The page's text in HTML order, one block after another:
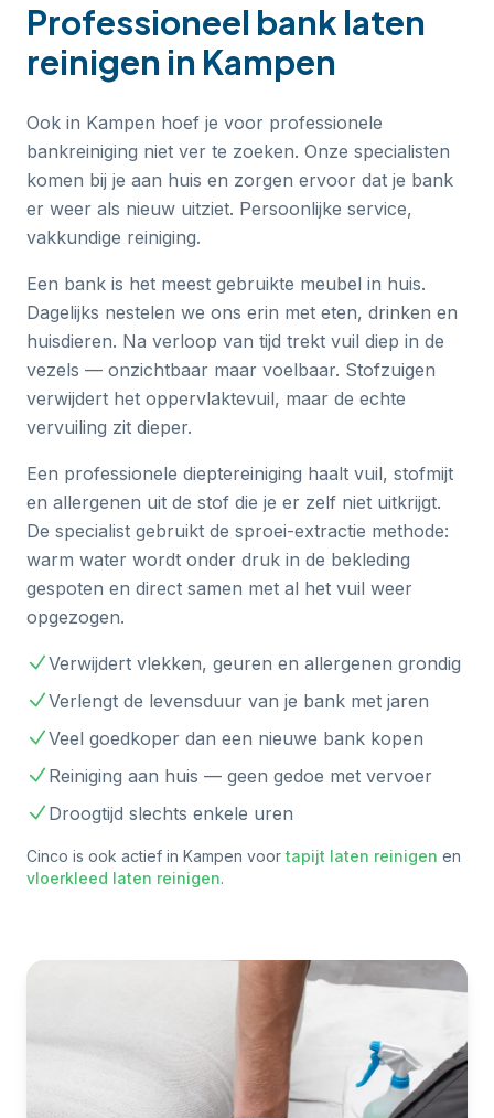
Professioneel bank laten
reinigen in Kampen
Ook in Kampen hoef je voor professionele
bankreiniging niet ver te zoeken. Onze specialisten
komen bij je aan huis en zorgen ervoor dat je bank
er weer als nieuw uitziet. Persoonlijke service,
vakkundige reiniging.
Een bank is het meest gebruikte meubel in huis.
Dagelijks nestelen we ons erin met eten, drinken en
huisdieren. Na verloop van tijd trekt vuil diep in de
vezels — onzichtbaar maar voelbaar. Stofzuigen
verwijdert het oppervlaktevuil, maar de echte
vervuiling zit dieper.
Een professionele dieptereiniging haalt vuil, stofmijt
en allergenen uit de stof die je er zelf niet uitkrijgt.
De specialist gebruikt de sproei-extractie methode:
warm water wordt onder druk in de bekleding
gespoten en direct samen met al het vuil weer
opgezogen.
Verwijdert vlekken, geuren en allergenen grondig
Verlengt de levensduur van je bank met jaren
Veel goedkoper dan een nieuwe bank kopen
Reiniging aan huis — geen gedoe met vervoer
Droogtijd slechts enkele uren
Cinco is ook actief in Kampen voor tapijt laten reinigen en
vloerkleed laten reinigen.